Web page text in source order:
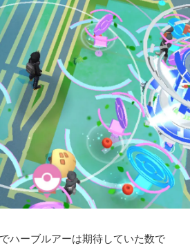
ハーブルアーは期待していた数で